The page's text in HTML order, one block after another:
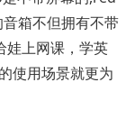
箱不但拥有不带
娃上网课，学英
使用场景就更为